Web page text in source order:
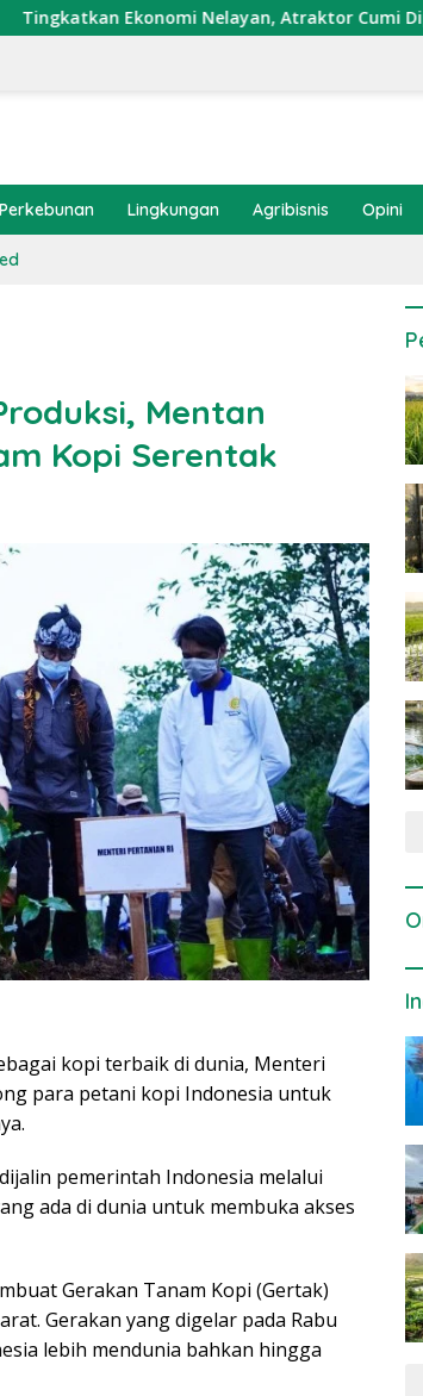
Nelayan, Atraktor Cumi Dipasang di Coral
Perkebunan Lingkungan Agribisnis Opini
Mentan
Kopi Serentak
kopi terbaik di dunia, Menteri
para petani kopi Indonesia untuk
pemerintah Indonesia melalui
ada di dunia untuk membuka akses
Gerakan Tanam Kopi (Gertak)
Gerakan yang digelar pada Rabu
lebih mendunia bahkan hingga